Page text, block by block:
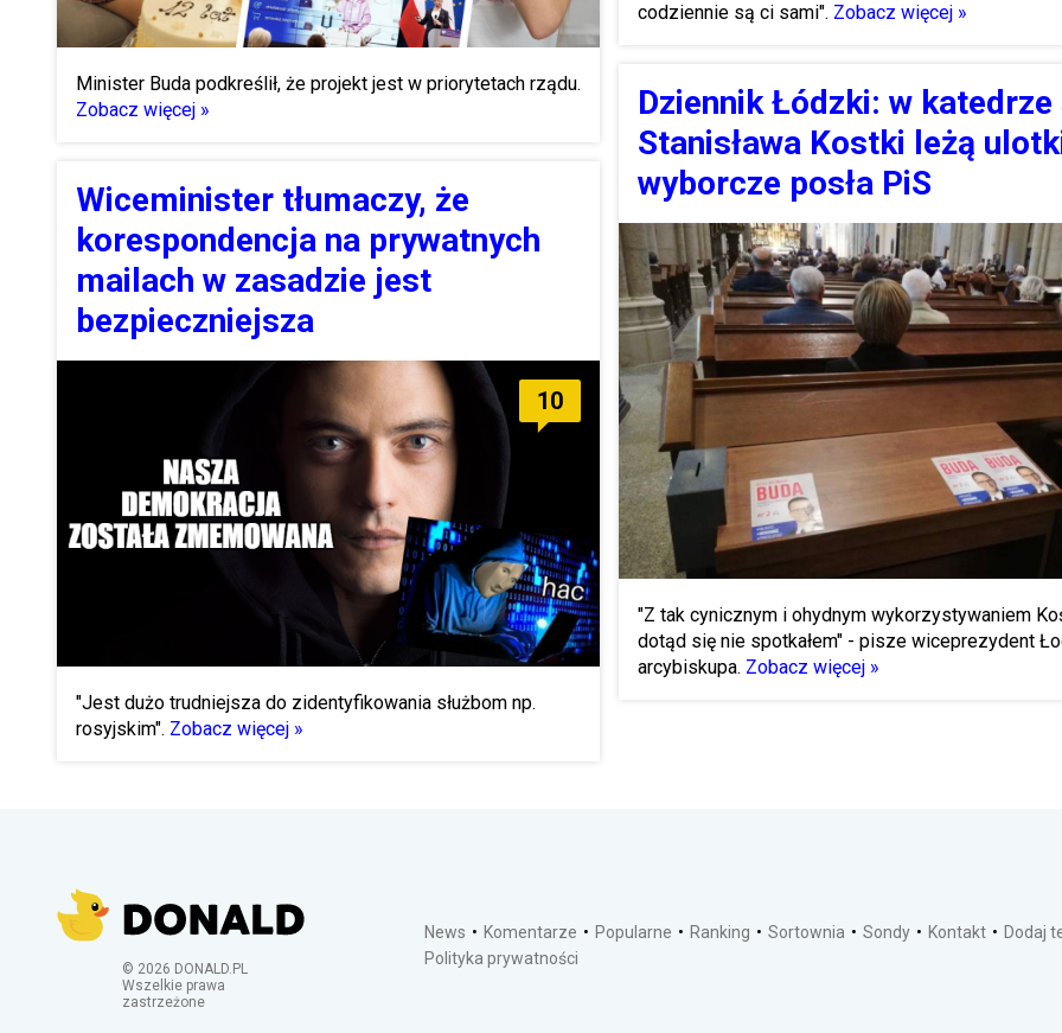
Minister Buda podkreślił, że projekt jest w priorytetach rządu.
Zobacz więcej »
Wiceminister tłumaczy, że
korespondencja na prywatnych
mailach w zasadzie jest
bezpieczniejsza
10
"Jest dużo trudniejsza do zidentyfikowania służbom np.
rosyjskim". Zobacz więcej »
codziennie są ci sami". Zobacz więcej »
Dziennik Łódzki: w katedrze
Stanisława Kostki leżą
wyborcze posła PiS
"Z tak cynicznym i ohydnym wykorzystywaniem
dotąd się nie spotkałem" - pisze wiceprezydent
arcybiskupa. Zobacz więcej »
© 2026 DONALD.PL
Wszelkie prawa
zastrzeżone
News Komentarze Popularne Ranking Sortownia Sondy Kontakt
Dodaj
Polityka prywatności